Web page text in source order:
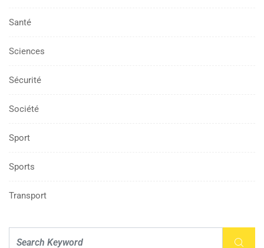
Santé
Sciences
Sécurité
Société
Sport
Sports
Transport